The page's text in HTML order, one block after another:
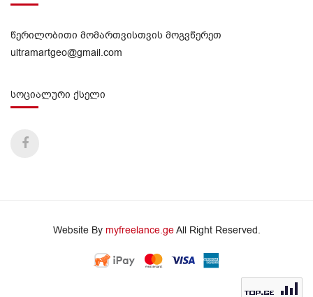
წერილობითი მომართვისთვის მოგვწერეთ
ultramartgeo@gmail.com
სოციალური ქსელი
Website By myfreelance.geAll Right Reserved.